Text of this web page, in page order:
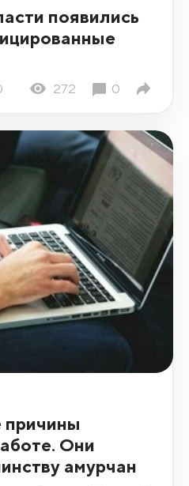
появились
272 0
причины
Они
амурчан